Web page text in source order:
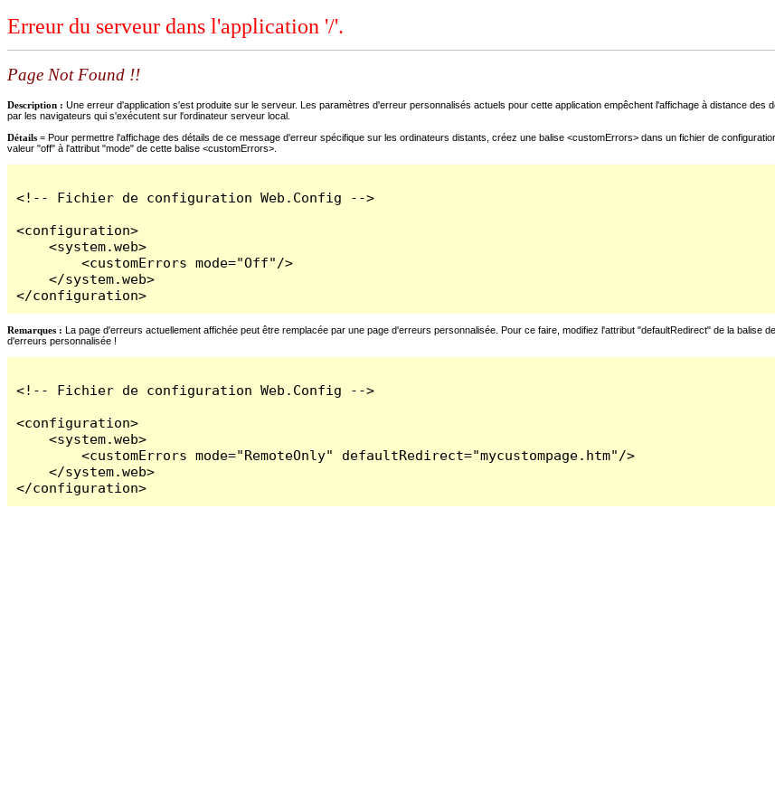
Erreur du serveur dans l'application '/'.
Page Not Found !!
Description : Une erreur d'application s'est produite sur le serveur. Les paramètres d'erreur personnalisés actuels pour cette application empêchent l'affichage à distance
par les navigateurs qui s'exécutent sur l'ordinateur serveur local.
Détails = Pour permettre l'affichage des détails de ce message d'erreur spécifique sur les ordinateurs distants, créez une balise <customErrors> dans un fichier de
valeur "off" à l'attribut "mode" de cette balise <customErrors>.
<!-- Fichier de configuration Web.Config -->
<configuration>
    <system.web>
        <customErrors mode="Off"/>
    </system.web>
</configuration>
Remarques : La page d'erreurs actuellement affichée peut être remplacée par une page d'erreurs personnalisée. Pour ce faire, modifiez l'attribut "defaultRedirect" de la balise
d'erreurs personnalisée !
<!-- Fichier de configuration Web.Config -->
<configuration>
    <system.web>
        <customErrors mode="RemoteOnly" defaultRedirect="mycustompage.htm"/>
    </system.web>
</configuration>